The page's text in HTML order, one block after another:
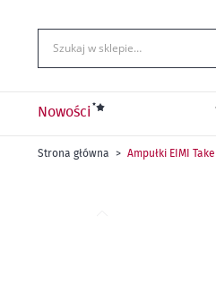
do
treści
Szukaj w sklepie…
Nowości
Strona główna Ampułki EIMI